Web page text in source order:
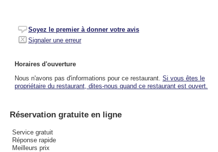
Soyez le premier à donner votre avis
Signaler une erreur
Horaires d'ouverture
Nous n'avons pas d'informations pour ce restaurant. Si vous êtes le
propriétaire du restaurant, dites-nous quand ce restaurant est ouvert.
Réservation gratuite en ligne
Service gratuit
Réponse rapide
Meilleurs prix